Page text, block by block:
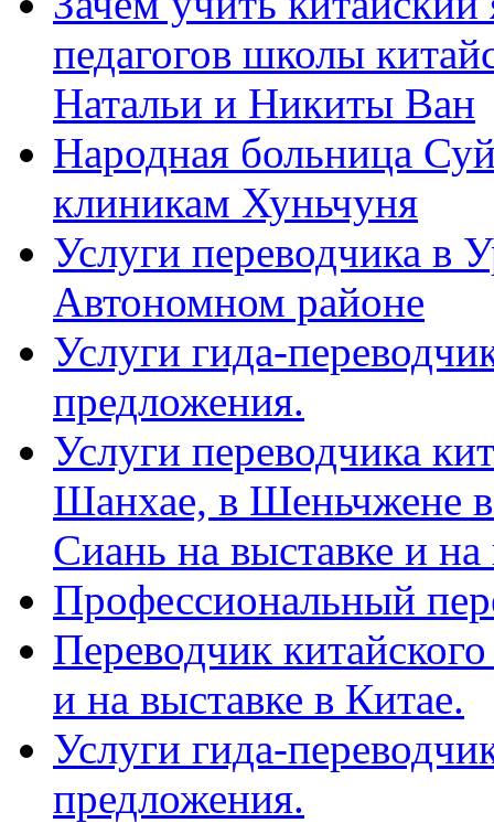
педагогов школы
Натальи и Никиты Ван
Народная больница
клиникам Хуньчуня
Услуги переводчика в
Автономном районе
Услуги гида-
предложения.
Услуги переводчика
Шанхае, в Шеньчжене
Сиань на выставке и
Профессиональный
Переводчик
и на выставке в Китае.
Услуги гида-
предложения.